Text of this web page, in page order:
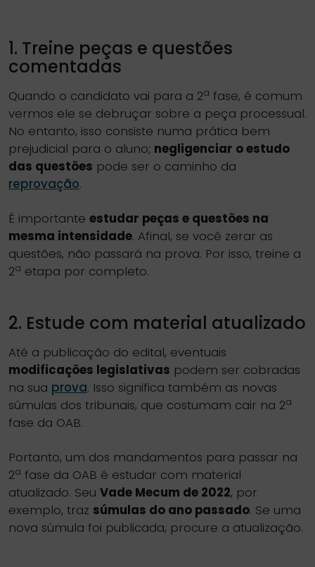
1. Treine peças e questões
comentadas
Quando o candidato vai para a 2a fase, é comum
vermos ele se debruçar sobre a peça processual.
No entanto, isso consiste numa prática bem
prejudicial para o aluno; negligenciar o estudo
das questões pode ser o caminho da
reprovação.
É importante estudar peças e questões na
mesma intensidade. Afinal, se você zerar as
questões, não passará na prova. Por isso, treine a
2a etapa por completo.
2. Estude com material atualizado
Até a publicação do edital, eventuais
modificações legislativas podem ser cobradas
na sua prova. Isso significa também as novas
súmulas dos tribunais, que costumam cair na 2a
fase da OAB.
Portanto, um dos mandamentos para passar na
2a fase da OAB é estudar com material
atualizado. Seu Vade Mecum de 2022, por
exemplo, traz súmulas do ano passado. Se uma
nova súmula foi publicada, procure a atualização.